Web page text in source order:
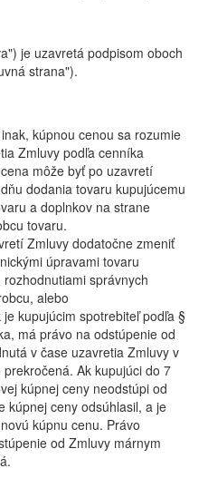
je uzavretá podpisom oboch
strana").
kúpnou cenou sa rozumie
Zmluvy podľa cenníka
môže byť po uzavretí
dodania tovaru kupujúcemu
a doplnkov na strane
tovaru.
Zmluvy dodatočne zmeniť
úpravami tovaru
správnych
alebo
kupujúcim spotrebiteľ podľa §
má právo na odstúpenie od
v čase uzavretia Zmluvy v
Ak kupujúci do 7
kúpnej ceny neodstúpi od
kúpnej ceny odsúhlasil, a je
kúpnu cenu. Právo
od Zmluvy márnym